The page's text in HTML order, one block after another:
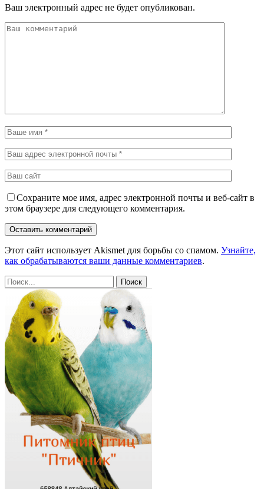
Ваш электронный адрес не будет опубликован.
Сохраните мое имя, адрес электронной почты и веб-сайт в
этом браузере для следующего комментария.
Этот сайт использует Akismet для борьбы со спамом. Узнайте,
как обрабатываются ваши данные комментариев.